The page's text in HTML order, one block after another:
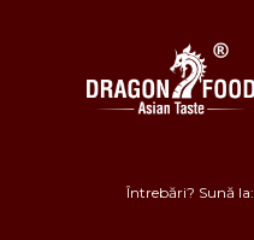
Întrebări? Sună la: